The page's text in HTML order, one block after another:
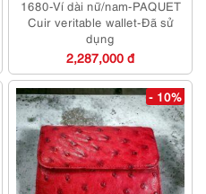
1680-Ví dài nữ/nam-PAQUET
Cuir veritable wallet-Đã sử
dụng
2,287,000 đ
- 10%